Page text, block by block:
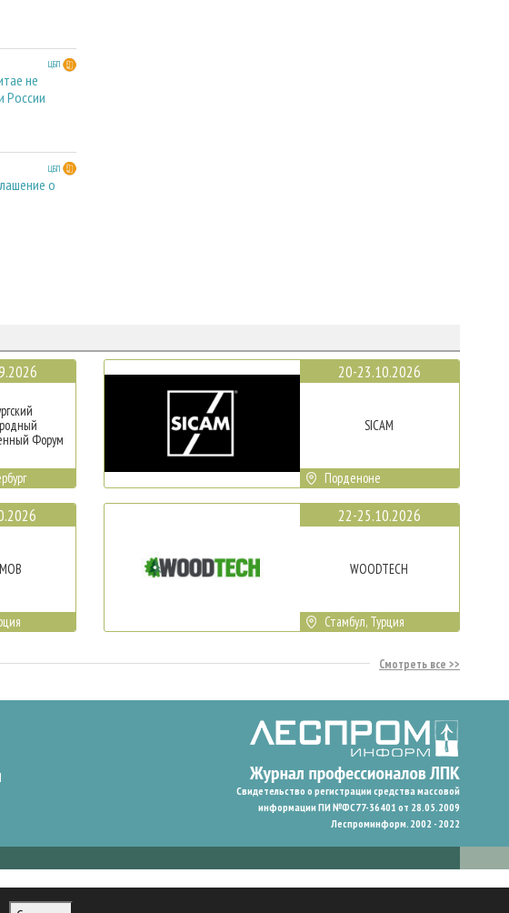
ЦБП
не
России
ЦБП
о
Форум
20-23.10.2026
SICAM
Порденоне
22-25.10.2026
WOODTECH
Стамбул, Турция
Смотреть все
Свидетельство о регистрации средства массовой
информации ПИ №ФС77-36401 от 28.05.2009
Леспроминформ. 2002 - 2022
Cookies помогают нам запомнить ваши предпочтения и улучшить пользовательский